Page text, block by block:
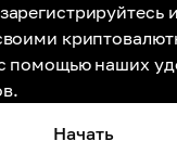
и
помощью наших
Начать